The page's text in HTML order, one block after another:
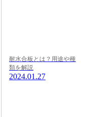
耐水合板とは？用途や種
類を解説
2024.01.27